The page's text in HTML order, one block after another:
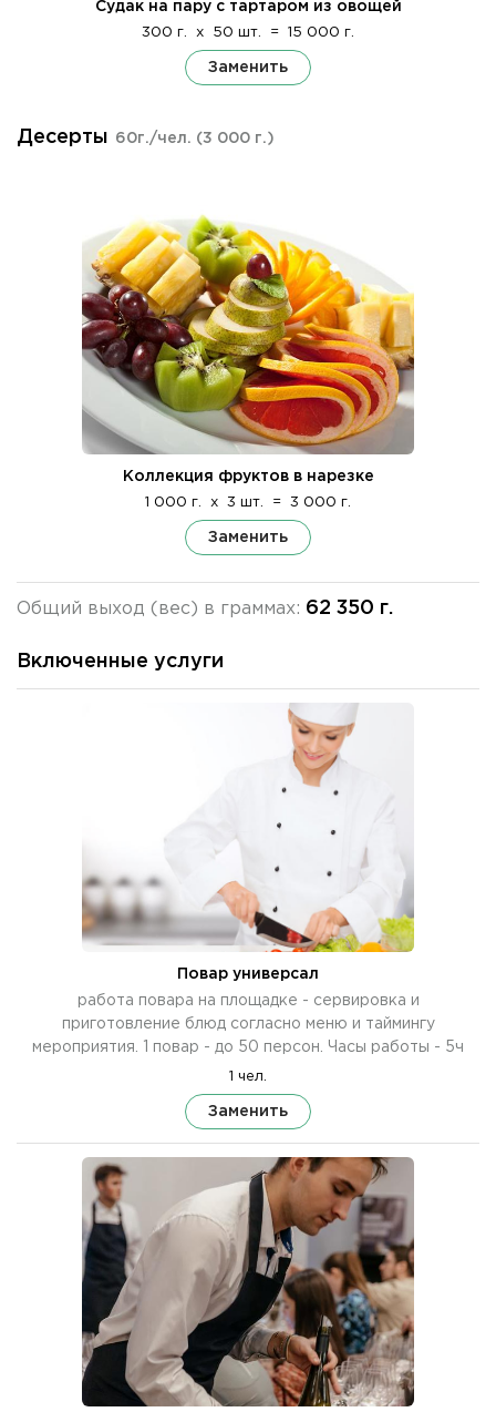
Судак на пару с тартаром из овощей
300 г. x 50 шт. = 15 000 г.
Заменить
Десерты 60г./чел. (3 000 г.)
Коллекция фруктов в нарезке
1 000 г. x 3 шт. = 3 000 г.
Заменить
Общий выход (вес) в граммах: 62 350 г.
Включенные услуги
Повар универсал
работа повара на площадке - сервировка и
приготовление блюд согласно меню и таймингу
мероприятия. 1 повар - до 50 персон. Часы работы - 5ч
1 чел.
Заменить